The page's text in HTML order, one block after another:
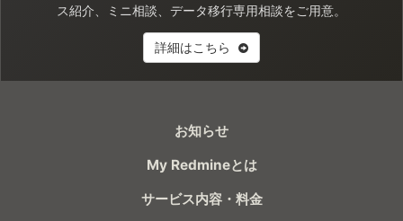
ス紹介、ミニ相談、データ移行専用相談をご用意。
詳細はこちら
お知らせ
My Redmineとは
サービス内容・料金